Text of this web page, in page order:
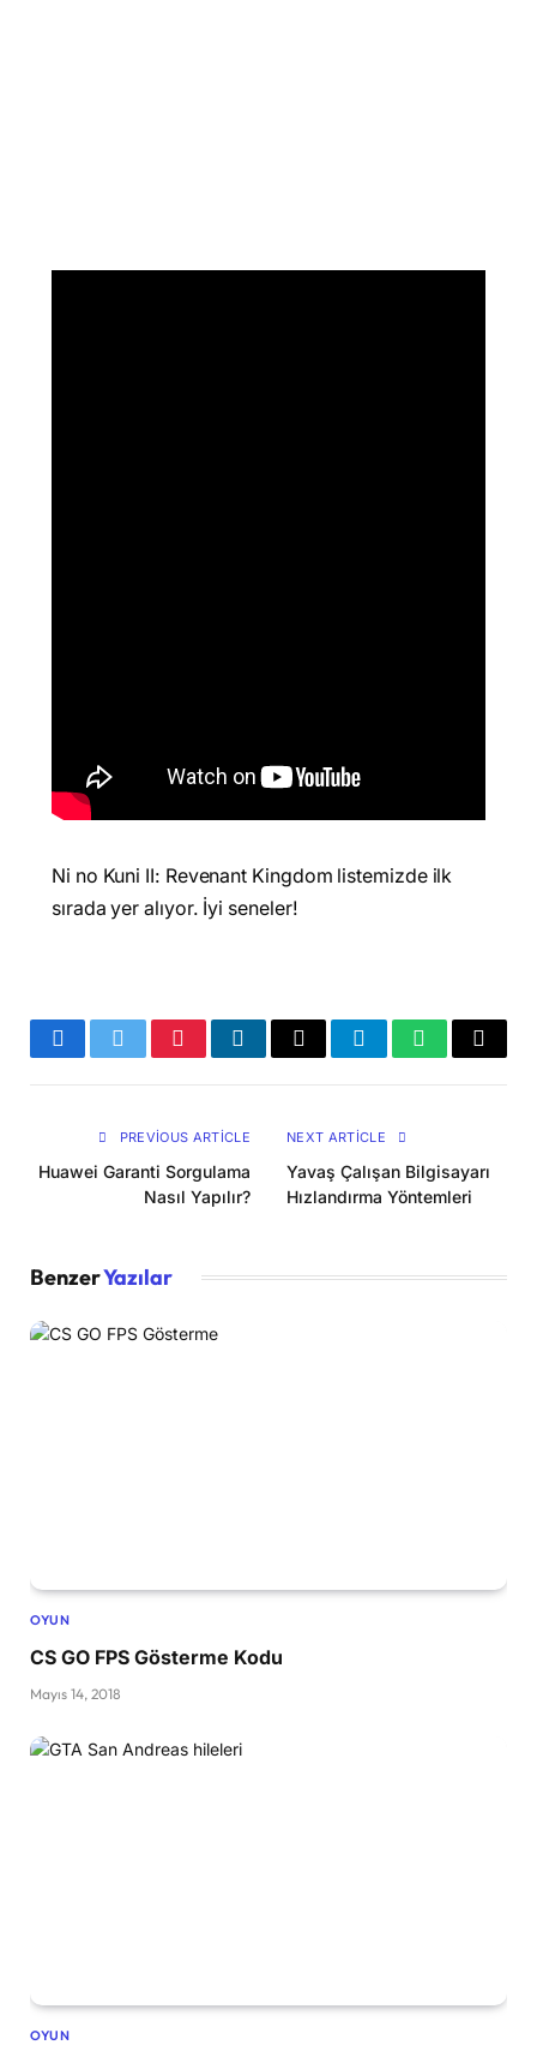
Ni no Kuni II: Revenant Kingdom listemizde ilk
sırada yer alıyor. İyi seneler!
FacebookTwitterPinterestLinkedInEmail TelegramWhatsApp
Copy
PREVIOUS ARTICLE
Huawei Garanti Sorgulama
Nasıl Yapılır?
NEXT ARTICLE
Yavaş Çalışan Bilgisayarı
Hızlandırma Yöntemleri
BenzerYazılar
OYUN
CS GO FPS Gösterme Kodu
Mayıs 14, 2018
OYUN